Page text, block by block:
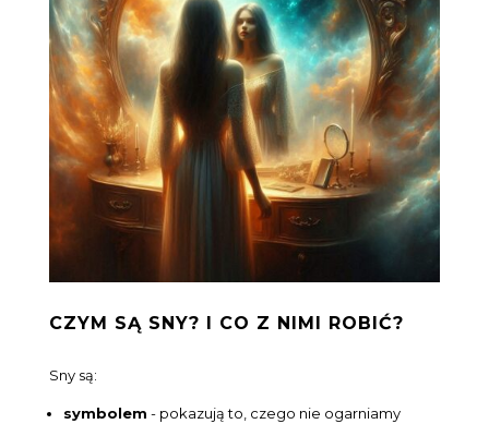
CZYM SĄ SNY? I CO Z NIMI ROBIĆ?
Sny są:
symbolem - pokazują to, czego nie ogarniamy